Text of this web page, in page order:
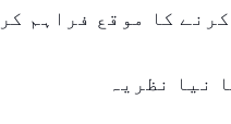
کا موقع فراہم
نیا نظریہ